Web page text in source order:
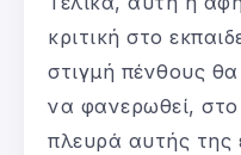
κριτική στο
στιγμή πένθους θα
να φανερωθεί,
πλευρά αυτής της